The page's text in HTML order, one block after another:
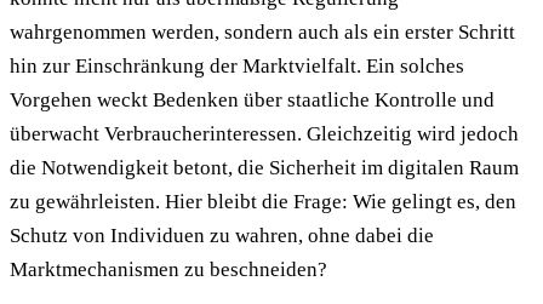
wahrgenommen werden, sondern auch als ein erster Schritt
hin zur Einschränkung der Marktvielfalt. Ein solches
Vorgehen weckt Bedenken über staatliche Kontrolle und
überwacht Verbraucherinteressen. Gleichzeitig wird jedoch
die Notwendigkeit betont, die Sicherheit im digitalen Raum
zu gewährleisten. Hier bleibt die Frage: Wie gelingt es, den
Schutz von Individuen zu wahren, ohne dabei die
Marktmechanismen zu beschneiden?